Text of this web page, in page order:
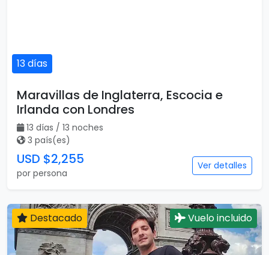
13 días
Maravillas de Inglaterra, Escocia e
Irlanda con Londres
13 días / 13 noches
3 país(es)
USD $2,255
por persona
Ver detalles
Destacado Vuelo incluido